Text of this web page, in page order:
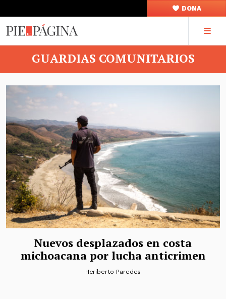
DONA
GUARDIAS COMUNITARIOS
Nuevos desplazados en costa
michoacana por lucha anticrimen
Heriberto Paredes